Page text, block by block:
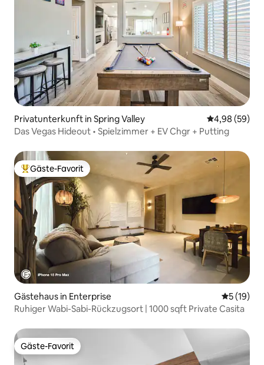
Privatunterkunft in Spring Valley
4,98 (59)
Das Vegas Hideout • Spielzimmer + EV Chgr + Putting
Beliebter Gäste-Favorit.
Gäste-Favorit
Gästehaus in Enterprise
5 (19)
Ruhiger Wabi-Sabi-Rückzugsort | 1000 sqft Private Casita
Gäste-Favorit
Gäste-Favorit